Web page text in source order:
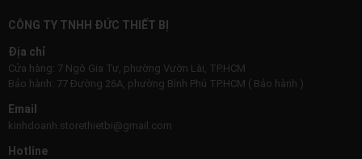
CÔNG TY TNHH ĐỨC THIẾT BỊ
Địa chỉ
Cửa hàng: 7 Ngô Gia Tự, phường Vườn Lài, TP.HCM
Bảo hành: 77 Đường 26A, phường Bình Phú TP.HCM ( Bảo hành )
Email
kinhdoanh.storethietbi@gmail.com
Hotline